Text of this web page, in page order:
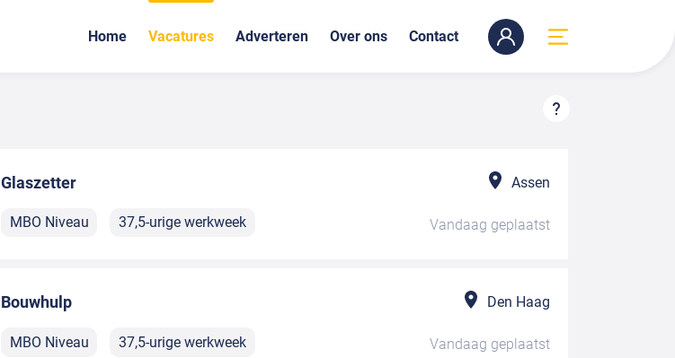
Home Vacatures Adverteren Over ons Contact
Glaszetter Assen
MBO Niveau 37,5-urige werkweek Vandaag geplaatst
Bouwhulp Den Haag
MBO Niveau 37,5-urige werkweek Vandaag geplaatst